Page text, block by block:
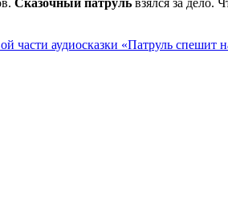
Сказочный патруль взялся за дело.
части аудиосказки «Патруль спешит